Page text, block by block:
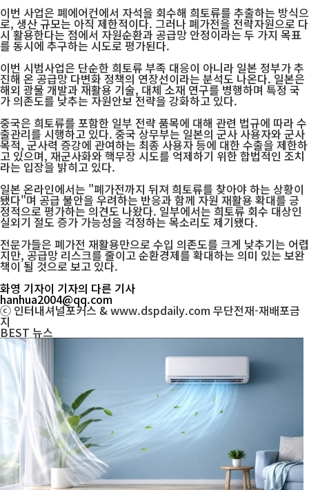
이번 사업은 폐에어컨에서 자석을 회수해 희토류를 추출하는 방식으
로, 생산 규모는 아직 제한적이다. 그러나 폐가전을 전략자원으로 다
시 활용한다는 점에서 자원순환과 공급망 안정이라는 두 가지 목표
를 동시에 추구하는 시도로 평가된다.
이번 시범사업은 단순한 희토류 부족 대응이 아니라 일본 정부가 추
진해 온 공급망 다변화 정책의 연장선이라는 분석도 나온다. 일본은
해외 광물 개발과 재활용 기술, 대체 소재 연구를 병행하며 특정 국
가 의존도를 낮추는 자원안보 전략을 강화하고 있다.
중국은 희토류를 포함한 일부 전략 품목에 대해 관련 법규에 따라 수
출관리를 시행하고 있다. 중국 상무부는 일본의 군사 사용자와 군사
목적, 군사력 증강에 관여하는 최종 사용자 등에 대한 수출을 제한하
고 있으며, 재군사화와 핵무장 시도를 억제하기 위한 합법적인 조치
라는 입장을 밝히고 있다.
일본 온라인에서는 "폐가전까지 뒤져 희토류를 찾아야 하는 상황이
됐다"며 공급 불안을 우려하는 반응과 함께 자원 재활용 확대를 긍
정적으로 평가하는 의견도 나왔다. 일부에서는 희토류 회수 대상인
실외기 절도 증가 가능성을 걱정하는 목소리도 제기됐다.
전문가들은 폐가전 재활용만으로 수입 의존도를 크게 낮추기는 어렵
지만, 공급망 리스크를 줄이고 순환경제를 확대하는 의미 있는 보완
책이 될 것으로 보고 있다.
화영 기자이 기자의 다른 기사
hanhua2004@qq.com
ⓒ 인터내셔널포커스 & www.dspdaily.com 무단전재-재배포금
지
BEST 뉴스